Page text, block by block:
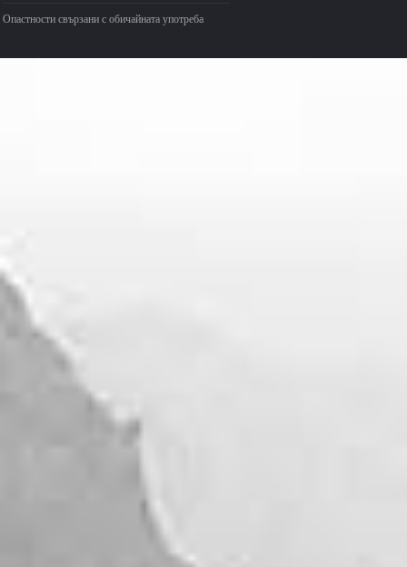
Опастности свързани с обичайната употреба